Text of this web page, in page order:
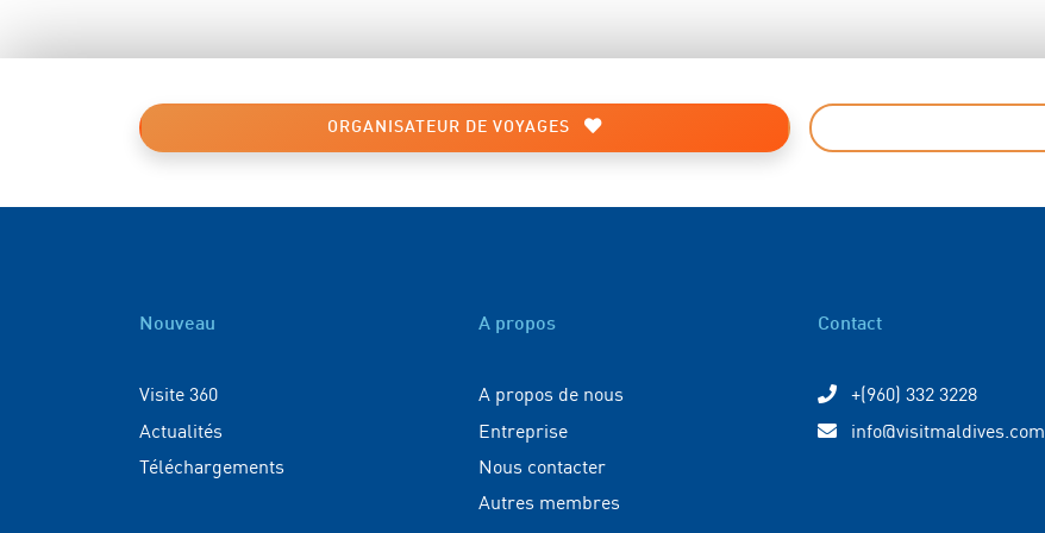
ORGANISATEUR DE VOYAGES
Nouveau
Visite 360
Actualités
Téléchargements
A propos
A propos de nous
Entreprise
Nous contacter
Autres membres
Contact
+(960) 332 3228
info@visitmaldives.com